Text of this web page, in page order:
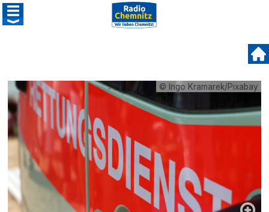
© Ingo Kramarek/Pixabay